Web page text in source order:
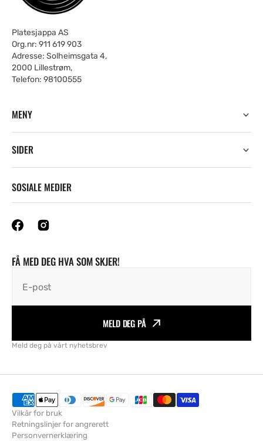
Platesjappa AS
Org.nr: 911 619 903
Adresse: Solheimsgata 4,
2000 Lillestrøm,
Telefon: 98100555
MENY
SIDER
SOSIALE MEDIER
FÅ MED DEG HVA SOM SKJER!
E-post
MELD DEG PÅ
Meld deg på vårt nyhetsbrev
Vilkår for bruk
Retningslinjer for angrerett
Personvernerklæring